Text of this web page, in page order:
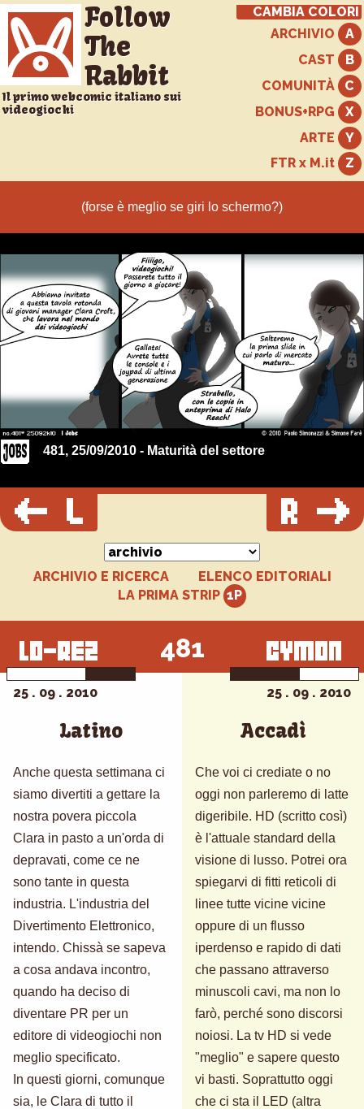
Follow
The
Rabbit
Il primo webcomic italiano sui
videogiochi
CAMBIA COLORI
ARCHIVIO
CAST
COMUNITÀ
BONUS+RPG
ARTE
FTR x M.it
481, 25/09/2010 - Maturità del settore
ARCHIVIO E RICERCA
ELENCO EDITORIALI
LA PRIMA STRIP
481
25 . 09 . 2010
Latino
Anche questa settimana ci
siamo divertiti a gettare la
nostra povera piccola
Clara in pasto a un'orda di
depravati, come ce ne
sono tante in questa
industria. L'industria del
Divertimento Elettronico,
intendo. Chissà se sapeva
a cosa andava incontro,
quando ha deciso di
diventare PR per un
editore di videogiochi non
meglio specificato.
In questi giorni, comunque
sia, le Clara di tutto il
25 . 09 . 2010
Accadì
Che voi ci crediate o no
oggi non parleremo di latte
digeribile. HD (scritto così)
è l'attuale standard della
visione di lusso. Potrei ora
spiegarvi di fitti reticoli di
linee tutte vicine vicine
oppure di un flusso
iperdenso e rapido di dati
che passano attraverso
minuscoli cavi, ma non lo
farò, perché sono discorsi
noiosi. La tv HD si vede
"meglio" e sapere questo
vi basti. Soprattutto oggi
che ci sta il LED (altra